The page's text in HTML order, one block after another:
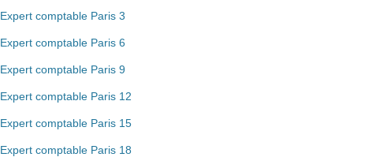
Expert comptable Paris 3
Expert comptable Paris 6
Expert comptable Paris 9
Expert comptable Paris 12
Expert comptable Paris 15
Expert comptable Paris 18